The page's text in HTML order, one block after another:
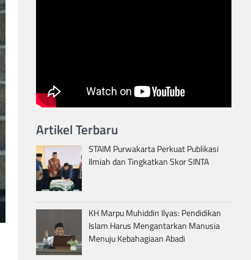
Artikel Terbaru
STAIM Purwakarta Perkuat Publikasi
Ilmiah dan Tingkatkan Skor SINTA
KH Marpu Muhiddin Ilyas: Pendidikan
Islam Harus Mengantarkan Manusia
Menuju Kebahagiaan Abadi